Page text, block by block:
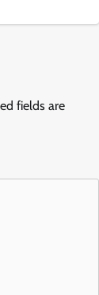
fields are